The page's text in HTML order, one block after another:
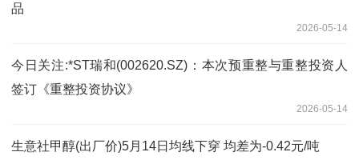
品
2026-05-14
今日关注:*ST瑞和(002620.SZ)：本次预重整与重整投资人
签订《重整投资协议》
2026-05-14
生意社甲醇(出厂价)5月14日均线下穿 均差为-0.42元/吨